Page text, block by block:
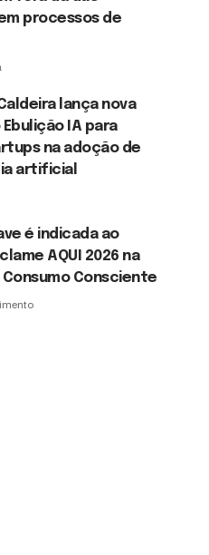
processos de
lança nova
IA para
na adoção de
artificial
é indicada ao
AQUI 2026 na
Consciente